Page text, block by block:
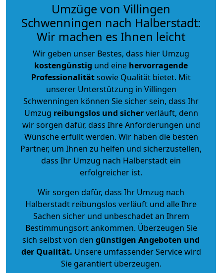
Umzüge von Villingen
Schwenningen nach Halberstadt:
Wir machen es Ihnen leicht
Wir geben unser Bestes, dass hier Umzug
kostengünstig und eine hervorragende
Professionalitätsowie Qualität bietet. Mit
unserer Unterstützung in Villingen
Schwenningen können Sie sicher sein, dass Ihr
Umzug reibungslos und sicherverläuft, denn
wir sorgen dafür, dass Ihre Anforderungen und
Wünsche erfüllt werden. Wir haben die besten
Partner, um Ihnen zu helfen und sicherzustellen,
dass Ihr Umzug nach Halberstadt ein
erfolgreicher ist.
Wir sorgen dafür, dass Ihr Umzug nach
Halberstadt reibungslos verläuft und alle Ihre
Sachen sicher und unbeschadet an Ihrem
Bestimmungsort ankommen. Überzeugen Sie
sich selbst von den günstigen Angeboten und
der Qualität. Unsere umfassender Service wird
Sie garantiert überzeugen.